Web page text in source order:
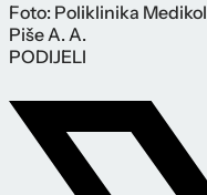
Foto: Poliklinika Medikol
PišeA. A.
PODIJELI